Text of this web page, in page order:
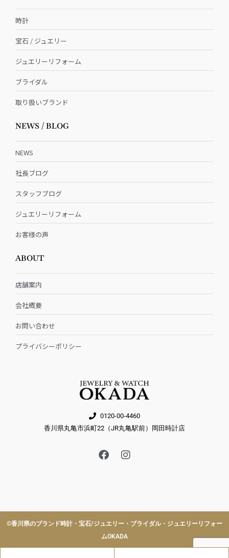
時計
宝石 / ジュエリー
ジュエリーリフォーム
ブライダル
取り扱いブランド
NEWS / BLOG
NEWS
社長ブログ
スタッフブログ
ジュエリーリフォーム
お客様の声
ABOUT
店舗案内
会社概要
お問い合わせ
プライバシーポリシー
0120-00-4460
香川県丸亀市浜町22（JR丸亀駅前）岡田時計店
F
a
o
k
I
n
r
a
m
©︎香川県のブランド時計・宝石/ジュエリー・ブライダル・ジュエリーリフォー
ムOKADA